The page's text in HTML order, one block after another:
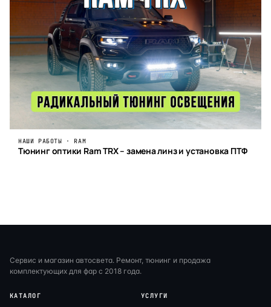
НАШИ РАБОТЫ · RAM
Тюнинг оптики Ram TRX – замена линз и установка ПТФ
Сервис и магазин автосвета. Ремонт, тюнинг и продажа
комплектующих для фар с 2018 года.
КАТАЛОГ УСЛУГИ